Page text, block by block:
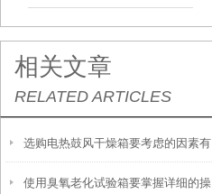
相关文章
RELATED ARTICLES
选购电热鼓风干燥箱要考虑的因素有
哪些
使用臭氧老化试验箱要掌握详细的操